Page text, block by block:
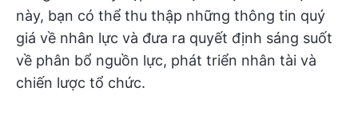
này, bạn có thể thu thập những thông tin quý
giá về nhân lực và đưa ra quyết định sáng suốt
về phân bổ nguồn lực, phát triển nhân tài và
chiến lược tổ chức.